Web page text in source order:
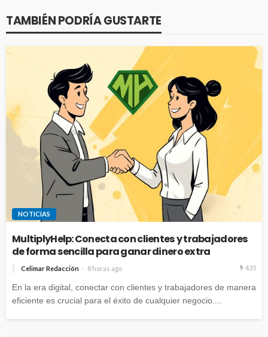
TAMBIÉN PODRÍA GUSTARTE
NOTICIAS
MultiplyHelp: Conecta con clientes y trabajadores
de forma sencilla para ganar dinero extra
Celimar Redacción 8 horas ago 435
En la era digital, conectar con clientes y trabajadores de manera
eficiente es crucial para el éxito de cualquier negocio....